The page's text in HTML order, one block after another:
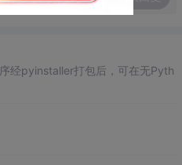
经pyinstaller打包后，可在无Pyth